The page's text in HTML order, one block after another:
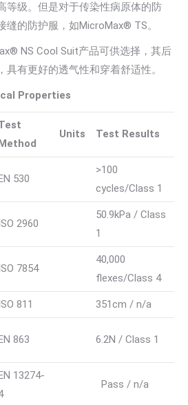
等级。但是对于传染性病原体的防
缝的防护服，如MicroMax® TS。
NS Cool Suit产品可供选择，其后
具有更好的透气性和穿着舒适性。
Properties
Units Test Results
530
>100
cycles/Class 1
2960
50.9kPa / Class
1
7854
40,000
flexes/Class 4
811 351cm / n/a
863 6.2N / Class 1
13274-
Pass / n/a